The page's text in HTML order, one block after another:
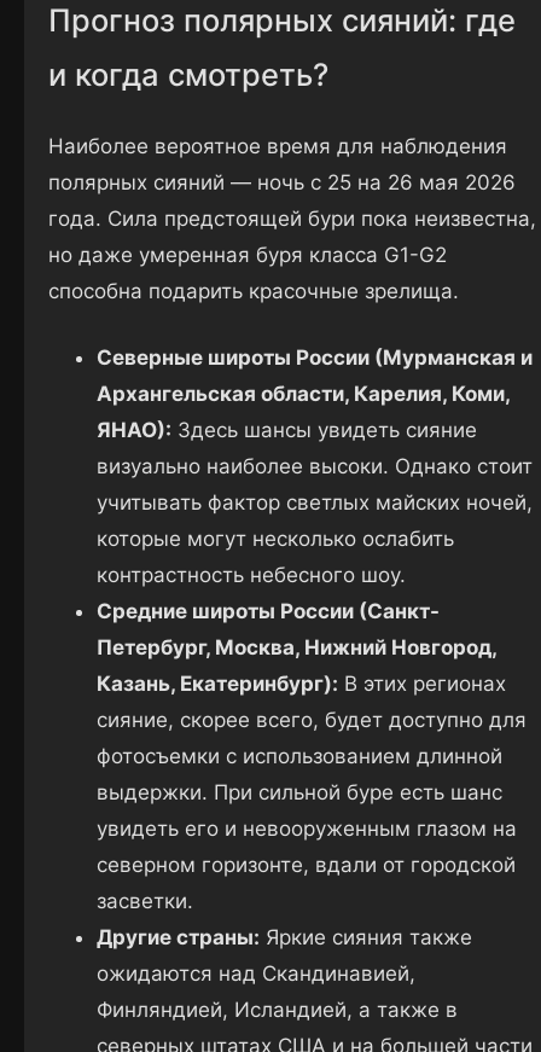
Прогноз полярных сияний: где
и когда смотреть?
Наиболее вероятное время для наблюдения
полярных сияний — ночь с 25 на 26 мая 2026
года. Сила предстоящей бури пока неизвестна,
но даже умеренная буря класса G1-G2
способна подарить красочные зрелища.
Северные широты России (Мурманская и
Архангельская области, Карелия, Коми,
ЯНАО): Здесь шансы увидеть сияние
визуально наиболее высоки. Однако стоит
учитывать фактор светлых майских ночей,
которые могут несколько ослабить
контрастность небесного шоу.
Средние широты России (Санкт-
Петербург, Москва, Нижний Новгород,
Казань, Екатеринбург): В этих регионах
сияние, скорее всего, будет доступно для
фотосъемки с использованием длинной
выдержки. При сильной буре есть шанс
увидеть его и невооруженным глазом на
северном горизонте, вдали от городской
засветки.
Другие страны: Яркие сияния также
ожидаются над Скандинавией,
Финляндией, Исландией, а также в
северных штатах США и на большей части